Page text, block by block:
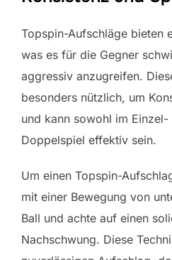
Topspin-Aufschläge bieten
was es für die Gegner
aggressiv anzugreifen.
besonders nützlich, um
und kann sowohl im Einzel-
Doppelspiel effektiv sein.
Um einen Topspin-
mit einer Bewegung von
Ball und achte auf einen
Nachschwung. Diese